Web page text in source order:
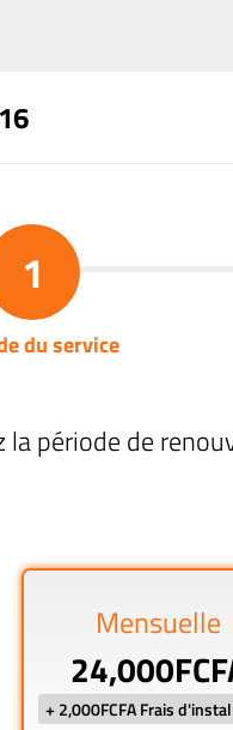
1
du service
la période de
Mensuelle
+ 2,000FCFA Frais